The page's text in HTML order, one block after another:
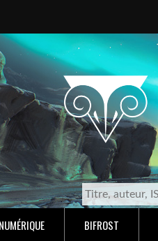
NUMÉRIQUE BIFROST